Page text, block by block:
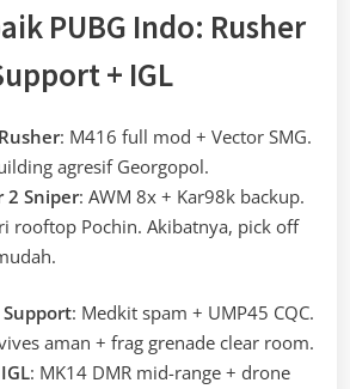
PUBG Indo: Rusher
+ IGL
: M416 full mod + Vector SMG.
agresif Georgopol.
2 Sniper: AWM 8x + Kar98k backup.
rooftop Pochin. Akibatnya, pick off
Support: Medkit spam + UMP45 CQC.
aman + frag grenade clear room.
: MK14 DMR mid-range + drone